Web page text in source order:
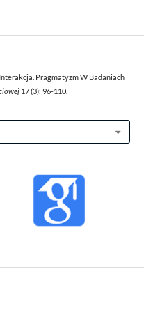
Pragmatyzm W Badaniach
17 (3): 96-110.